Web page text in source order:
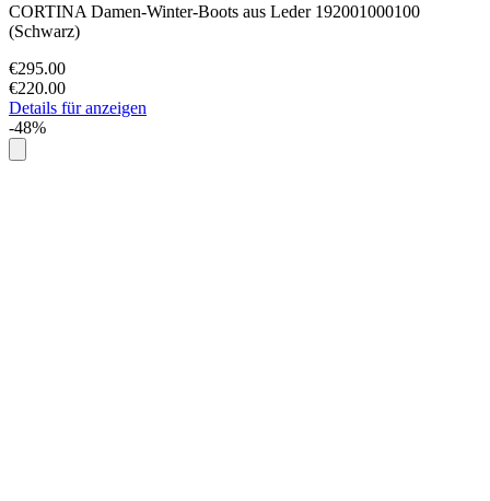
CORTINA Damen-Winter-Boots aus Leder 192001000100
(Schwarz)
€295.00
€220.00
Details für anzeigen
-48%